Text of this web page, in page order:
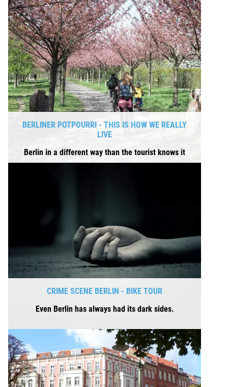
BERLINER POTPOURRI - THIS IS HOW WE REALLY
LIVE
Berlin in a different way than the tourist knows it
CRIME SCENE BERLIN - BIKE TOUR
Even Berlin has always had its dark sides.